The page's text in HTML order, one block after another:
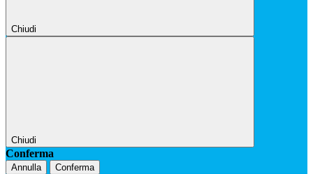
Chiudi
Chiudi
Conferma
Annulla Conferma